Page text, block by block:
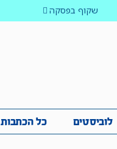
שקוף בפסקה
לוביסטים כל הכתבות
לוביסטים כל הכתבות